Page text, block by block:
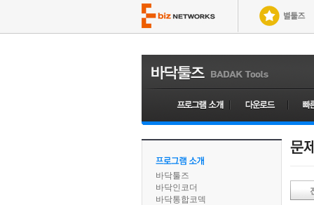
바닥툴즈
바닥인코더
바닥통합코덱